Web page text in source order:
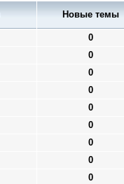
Новые темы
0
0
0
0
0
0
0
0
0